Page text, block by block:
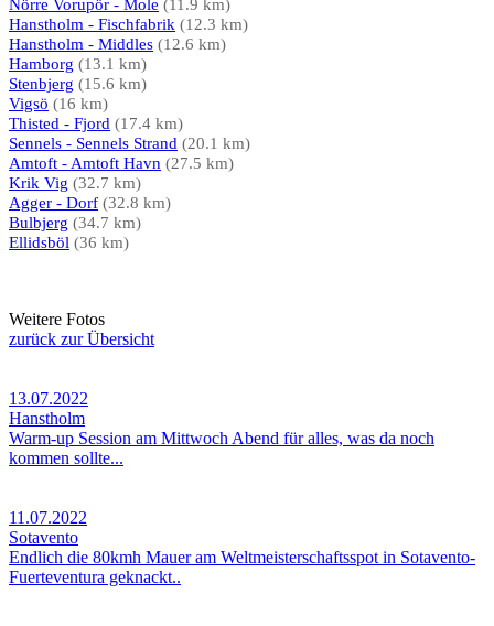
Nörre Vorupör - Mole (11.9 km)
Hanstholm - Fischfabrik (12.3 km)
Hanstholm - Middles (12.6 km)
Hamborg (13.1 km)
Stenbjerg (15.6 km)
Vigsö (16 km)
Thisted - Fjord (17.4 km)
Sennels - Sennels Strand (20.1 km)
Amtoft - Amtoft Havn (27.5 km)
Krik Vig (32.7 km)
Agger - Dorf (32.8 km)
Bulbjerg (34.7 km)
Ellidsböl (36 km)
Weitere Fotos
zurück zur Übersicht
13.07.2022
Hanstholm
Warm-up Session am Mittwoch Abend für alles, was da noch
kommen sollte...
11.07.2022
Sotavento
Endlich die 80kmh Mauer am Weltmeisterschaftsspot in Sotavento-
Fuerteventura geknackt..